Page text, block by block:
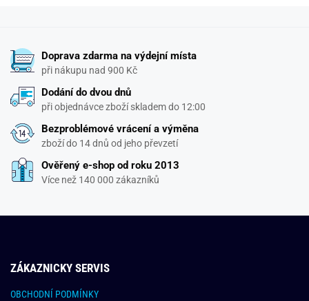
Doprava zdarma na výdejní místa
při nákupu nad 900 Kč
Dodání do dvou dnů
při objednávce zboží skladem do 12:00
Bezproblémové vrácení a výměna
zboží do 14 dnů od jeho převzetí
Ověřený e-shop od roku 2013
Více než 140 000 zákazníků
ZÁKAZNICKY SERVIS
OBCHODNÍ PODMÍNKY